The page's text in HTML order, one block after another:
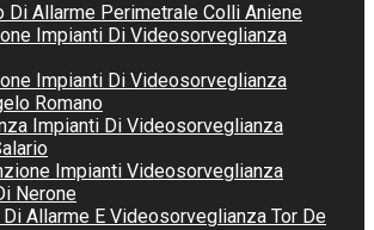
Di Allarme Perimetrale Colli Aniene
Impianti Di Videosorveglianza
Impianti Di Videosorveglianza
Romano
Impianti Di Videosorveglianza
Impianti Videosorveglianza
Nerone
Allarme E Videosorveglianza Tor De